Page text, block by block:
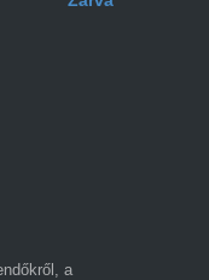
a